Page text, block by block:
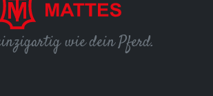
wie dein Pferd.